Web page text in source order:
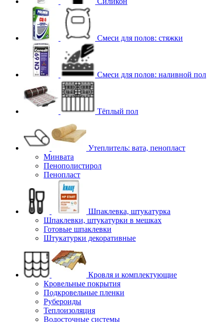
Смеси для полов: стяжки
Смеси для полов: наливной пол
Тёплый пол
Утеплитель: вата, пенопласт
Минвата
Пенополистирол
Пенопласт
Шпаклевка, штукатурка
Шпаклевки, штукатурки в мешках
Готовые шпаклевки
Штукатурки декоративные
Кровля и комплектующие
Кровельные покрытия
Подкровельные пленки
Рубероиды
Теплоизоляция
Водосточные системы